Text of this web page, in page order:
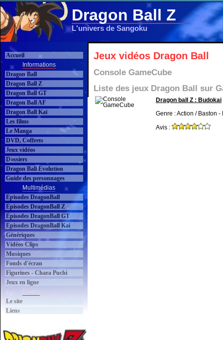
Dragon Ball Z
L'univers de Sangoku
Accueil
Informations
Dragon Ball
Dragon Ball Z
Dragon Ball GT
Dragon Ball AF
Dragon Ball Kaï
Les films
Le Manga
DVD, Coffrets
Jeux vidéos
Dossiers
Dragon Ball Evolution
Guide des personnages
Multimédias
Épisodes DragonBall
Épisodes DragonBall Z
Épisodes DragonBall GT
Épisodes DragonBall Kai
Génériques
Vidéos Clips
Musiques
Fonds d'écran
Figurines - Chara Puchi
Jeux en ligne
Le site
Liens
Jeux vidéos Dragon Ball
Console GameCube
Liste des jeux Dragon Ball sur
Dragon ball Z : Budokai
Genre : Action / Baston
Avis :